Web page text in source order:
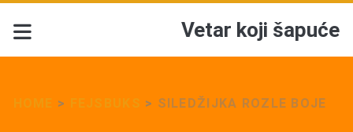
Vetar koji šapuće
> > SILEDŽIJKA ROZLE BOJE